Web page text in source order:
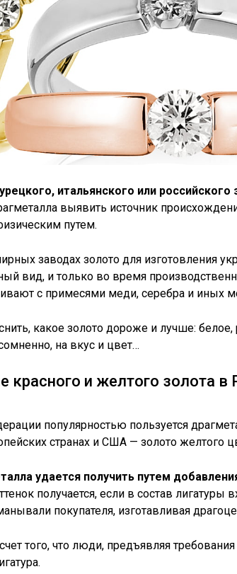
итальянского или российского
выявить источник
путем.
заводах золото для изготовления
вид, и только во время
с примесями меди, серебра и иных
какое золото дороже и лучше:
на вкус и цвет…
красного и желтого золота в
популярностью пользуется
странах и США — золото желтого
удается получить путем
получается, если в состав лигатуры
покупателя, изготавливая
того, что люди, предъявляя требования